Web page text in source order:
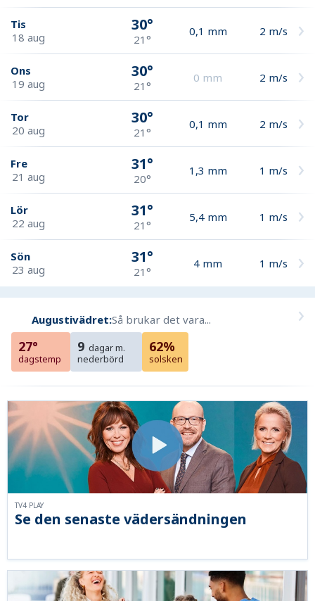
Tis
18 aug
30°
21°
0,1 mm 2 m/s
Ons
19 aug
30°
21°
0 mm 2 m/s
Tor
20 aug
30°
21°
0,1 mm 2 m/s
Fre
21 aug
31°
20°
1,3 mm 1 m/s
Lör
22 aug
31°
21°
5,4 mm 1 m/s
Sön
23 aug
31°
21°
4 mm 1 m/s
Augustivädret:Så brukar det vara...
27°
dagstemp
9 dagar m.
nederbörd
62%
solsken
Se den senaste vädersändningen
TV4 PLAY